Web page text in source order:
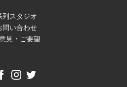
列スタジオ
問い合わせ
見・ご要望